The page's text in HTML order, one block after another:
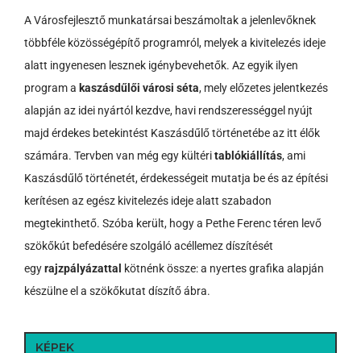
A Városfejlesztő munkatársai beszámoltak a jelenlevőknek
többféle közösségépítő programról, melyek a kivitelezés ideje
alatt ingyenesen lesznek igénybevehetők. Az egyik ilyen
program a kaszásdűlői városi séta, mely előzetes jelentkezés
alapján az idei nyártól kezdve, havi rendszerességgel nyújt
majd érdekes betekintést Kaszásdűlő történetébe az itt élők
számára. Tervben van még egy kültéritablókiállítás, ami
Kaszásdűlő történetét, érdekességeit mutatja be és az építési
kerítésen az egész kivitelezés ideje alatt szabadon
megtekinthető. Szóba került, hogy a Pethe Ferenc téren levő
szökőkút befedésére szolgáló acéllemez díszítését
egyrajzpályázattal
kötnénk össze: a nyertes grafika alapján
készülne el a szökőkutat díszítő ábra.
KÉPEK